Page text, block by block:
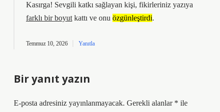
Kasırga! Sevgili katkı sağlayan kişi, fikirleriniz yazıya
farklı bir boyut kattı ve onu özgünleştirdi.
Temmuz 10, 2026 Yanıtla
Bir yanıt yazın
E-posta adresiniz yayınlanmayacak. Gerekli alanlar * ile